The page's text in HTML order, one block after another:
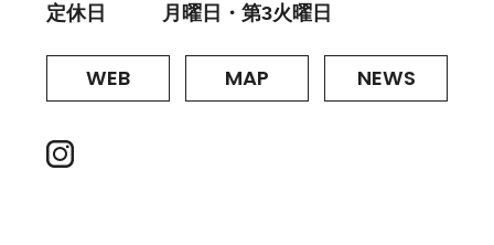
定休日
月曜日・第3火曜日
WEB MAP NEWS